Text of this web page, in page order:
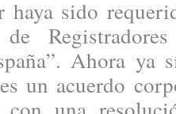
haya sido
Ahora ya
un acuerdo